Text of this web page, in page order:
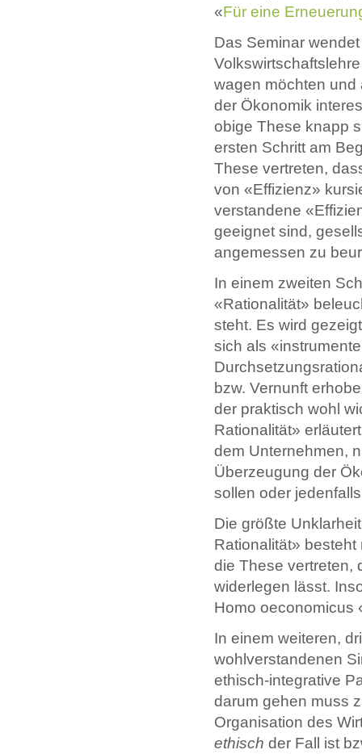
«Für eine
Das Seminar
wagen möchten und
der Ökonomik
obige These knapp
ersten Schritt am
These vertreten,
von «Effizienz»
verstandene
geeignet sind,
angemessen zu
In einem zweiten
«Rationalität»
steht. Es wird
sich als
bzw. Vernunft
der praktisch wohl
Rationalität»
dem Unternehmen,
Überzeugung der
sollen oder
Die größte
Rationalität»
die These vertreten,
widerlegen lässt.
Homo oeconomicus
In einem weiteren,
wohlverstandenen
ethisch-integrative
darum gehen muss
Organisation des
ethisch der Fall ist